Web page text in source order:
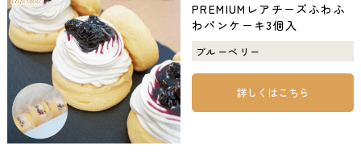
PREMIUMレアチーズふわふ
わパンケーキ3個入
ブルーベリー
詳しくはこちら